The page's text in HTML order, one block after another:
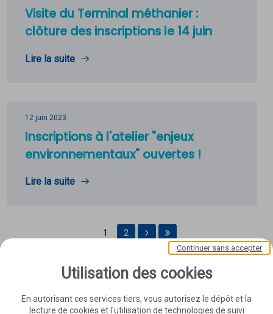
Visite du Terminal méthanier :
clôture des inscriptions le 14 juin
Lire la suite
12 juin 2023
Inscriptions à l'atelier "enjeux
environnementaux" ouvertes !
Lire la suite
1 2
Aller à la page 2 sur 2
Page suivante
Dernière page
Utilisation des cookies
En autorisant ces services tiers, vous autorisez le dépôt et la
lecture de cookies et l'utilisation de technologies de suivi
Continuer sans accepter